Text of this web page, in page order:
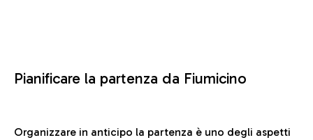
Pianificare la partenza da Fiumicino
Organizzare in anticipo la partenza è uno degli aspetti